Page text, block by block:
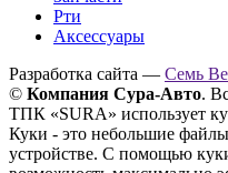
Рти
Аксессуары
Разработка сайта — Семь
© Компания Сура-Авто.
ТПК «SURA» использует
Куки - это небольшие
устройстве. С помощью